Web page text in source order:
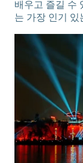
배우고 즐길 수
는 가장 인기 있